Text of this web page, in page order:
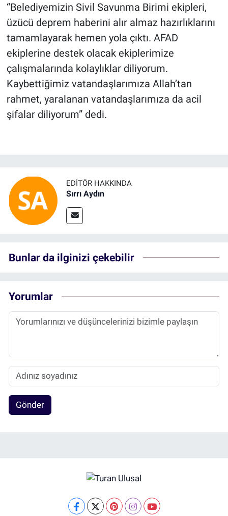
“Belediyemizin Sivil Savunma Birimi ekipleri,
üzücü deprem haberini alır almaz hazırlıklarını
tamamlayarak hemen yola çıktı. AFAD
ekiplerine destek olacak ekiplerimize
çalışmalarında kolaylıklar diliyorum.
Kaybettiğimiz vatandaşlarımıza Allah’tan
rahmet, yaralanan vatandaşlarımıza da acil
şifalar diliyorum” dedi.
EDITÖR HAKKINDA
Sırrı Aydın
Bunlar da ilginizi çekebilir
Yorumlar
Gönder